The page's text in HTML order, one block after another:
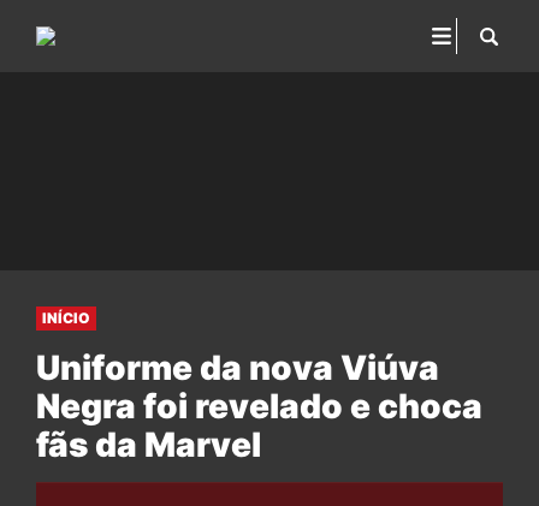
INÍCIO
Uniforme da nova Viúva
Negra foi revelado e choca
fãs da Marvel